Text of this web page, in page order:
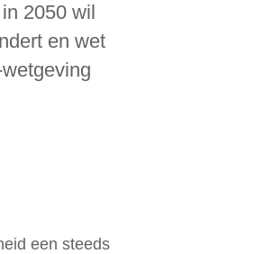
2050 wil
en wet
een steeds